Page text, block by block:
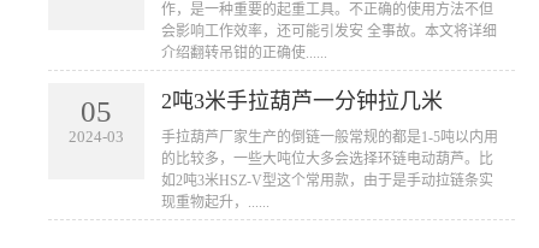
作，是一种重要的起重工具。不正确的使用方法不但
会影响工作效率，还可能引发安 全事故。本文将详细
介绍翻转吊钳的正确使......
05
2024-03
2吨3米手拉葫芦一分钟拉几米
手拉葫芦厂家生产的倒链一般常规的都是1-5吨以内用
的比较多，一些大吨位大多会选择环链电动葫芦。比
如2吨3米HSZ-V型这个常用款，由于是手动拉链条实
现重物起升，......